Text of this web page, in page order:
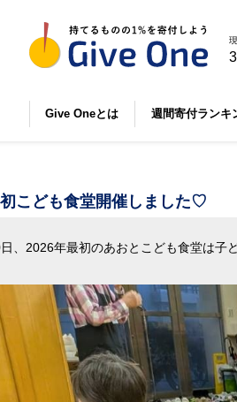
Give Oneとは 週間寄付ランキ
こども食堂開催しました♡
日、 2026年最初のあおとこども食堂は子